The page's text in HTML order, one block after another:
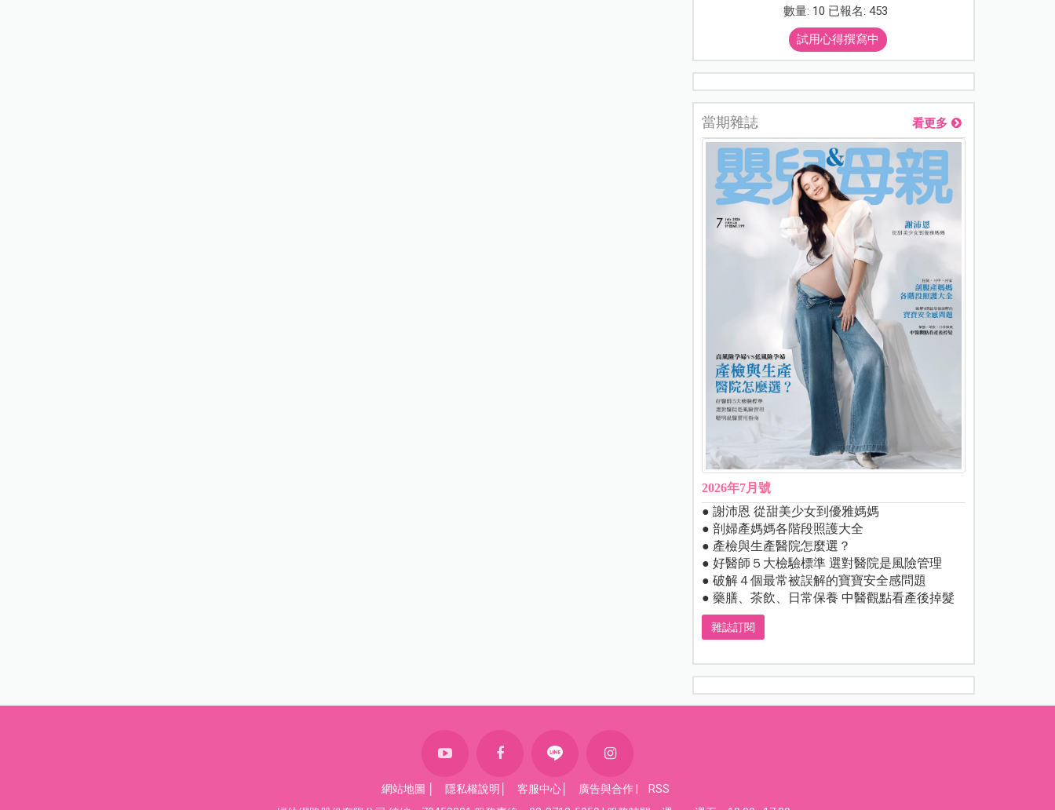
數量: 10 已報名: 453
試用心得撰寫中
當期雜誌 看更多
2026年7月號
● 謝沛恩 從甜美少女到優雅媽媽
● 剖婦產媽媽各階段照護大全
● 產檢與生產醫院怎麼選？
● 好醫師５大檢驗標準 選對醫院是風險管理
● 破解４個最常被誤解的寶寶安全感問題
● 藥膳、茶飲、日常保養 中醫觀點看產後掉髮
雜誌訂閱
網站地圖 隱私權說明 客服中心 廣告與合作
RSS